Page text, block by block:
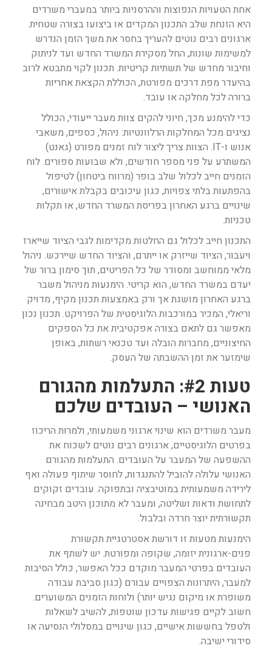
אחת הטעויות הנפוצות וההרסניות ביותר במעברי משרדים
היא הזנחת שלב התכנון המקדים או ביצועו בצורה שטחית.
ארגונים רבים נוטים להעריך בחסר את משך הזמן הנדרש
למשימות שונות, החל מסקירת המשרד החדש ועד לניתוק
וחיבור מחדש של תשתיות קריטיות. תכנון לקוי מתבטא לרוב
בהיעדר מפת דרכים מפורטת, הכוללת הקצאת אחריות
ברורה לכל מחלקה או עובד.
כדי להימנע מכך, חיוני להקים צוות מעבר ייעודי, הכולל
נציגים מכל המחלקות הרלוונטיות: ניהול, כספים, משאבי
אנוש ו-IT. הצוות צריך ליצור לוח זמנים מפורט (גאנט)
המשתרע על פני מספר חודשים, ולא שבועות ספורים. לוח
הזמנים חייב לכלול שלב בופר (מרווח ביטחון) לטיפול
בהפתעות בלתי צפויות, כגון עיכובים בקבלת אישורים,
שינויים ברגע האחרון בפריסת המשרד החדש, או תקלות
טכניות.
התכנון חייב לכלול גם החלטות מקדימות לגבי הציוד שייארז
ויעבור, הציוד שייזרק או ייתרם, והציוד החדש שיירכש. ניהול
מלאי ממוחשב ומסודר של כל הפריטים, תוך סימון ברור של
יעדם במשרד החדש, הוא קריטי. הימנעות מניהול משבר
ברגע האחרון מושגת אך ורק באמצעות תכנון מקיף, מדויק
וריאלי, המכיר במורכבות הלוגיסטית של הפרויקט. תכנון נכון
מאפשר גם לתאם בצורה אפקטיבית את כל הספקים
החיצוניים, מחברות הובלה ועד טכנאי רשתות, באופן
שימזער את זמן ההשבתה של העסק.
טעות #2: התעלמות מהגורם
האנושי – העובדים שלכם
מעבר משרדים הוא שינוי ארגוני משמעותי, ולמרות הריכוז
בפרטים הלוגיסטיים, ארגונים רבים נוטים לשכוח את
ההשפעה של המעבר על העובדים. התעלמות מהגורם
האנושי עלולה להוביל להתנגדות, לחוסר שיתוף פעולה ואף
לירידה משמעותית במוטיבציה ובתפוקה. עובדים זקוקים
לתחושת ודאות ושליטה, ומעבר לא מתוכנן היטב מבחינה
תקשורתית יוצר חרדה ובלבול.
הימנעות מטעות זו דורשת אסטרטגיית תקשורת
פנים-ארגונית יזומה, שקופה ומפורטת. יש לשתף את
העובדים בפרטי המעבר מוקדם ככל האפשר, כולל הסיבות
למעבר, היתרונות הצפויים עבורם (כגון סביבת עבודה
משופרת או מיקום נגיש יותר) ולוחות הזמנים המשוערים.
חשוב לקיים פגישות עדכון שוטפות, להשיב לשאלות
ולטפל בחששות אישיים, כגון שינויים במסלולי הנסיעה או
סידורי ישיבה.